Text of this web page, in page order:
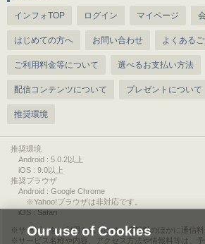
インフォTOP ログイン マイページ
はじめての方へ お問い合わせ よくある
ご利用料金等について 選べるお支払い方法
配信コンテンツについて プレゼントについて
推奨環境
推奨環境
Android : 5.0.2以上
iOS : 9.0以上
推奨ブラウザ
Android : Google Chrome
※Yahoo!ブラウザは非対応です。
iOS : Safari
サービスをご利用されるには、情報料のほかに通信料
サービス名称や内容、アクセス方法や情報料等は、
Our use of Cookies